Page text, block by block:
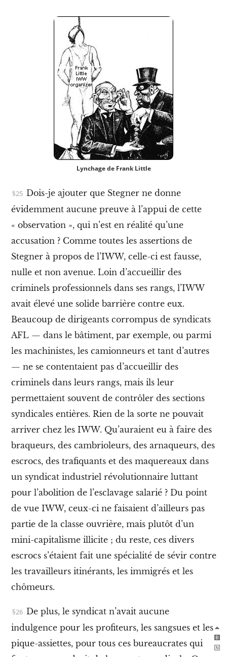
Lynchage de Frank Little
Dois-je ajouter que Stegner ne donne
évidemment aucune preuve à l’appui de cette
« observation », qui n’est en réalité qu’une
accusation ? Comme toutes les assertions de
Stegner à propos de l’IWW, celle-ci est fausse,
nulle et non avenue. Loin d’accueillir des
criminels professionnels dans ses rangs, l’IWW
avait élevé une solide barrière contre eux.
Beaucoup de dirigeants corrompus de syndicats
AFL — dans le bâtiment, par exemple, ou parmi
les machinistes, les camionneurs et tant d’autres
— ne se contentaient pas d’accueillir des
criminels dans leurs rangs, mais ils leur
permettaient souvent de contrôler des sections
syndicales entières. Rien de la sorte ne pouvait
arriver chez les IWW. Qu’auraient eu à faire des
braqueurs, des cambrioleurs, des arnaqueurs, des
escrocs, des trafiquants et des maquereaux dans
un syndicat industriel révolutionnaire luttant
pour l’abolition de l’esclavage salarié ? Du point
de vue IWW, ceux-ci ne faisaient d’ailleurs pas
partie de la classe ouvrière, mais plutôt d’un
mini-capitalisme illicite ; du reste, ces divers
escrocs s’étaient fait une spécialité de sévir contre
les travailleurs itinérants, les immigrés et les
chômeurs.
De plus, le syndicat n’avait aucune
indulgence pour les profiteurs, les sangsues et les
pique-assiettes, pour tous ces bureaucrates qui
V
C
o
n
t
e
-
c
u
t
u
r
e
o
b
l
e
t
u
r
r
é
l
i
s
m
v
e
n
a
c
u
i
r
e
C